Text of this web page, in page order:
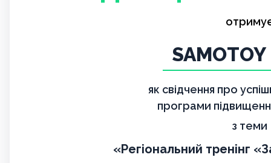
як свідчення про
програми
з теми
«Регіональний тренінг